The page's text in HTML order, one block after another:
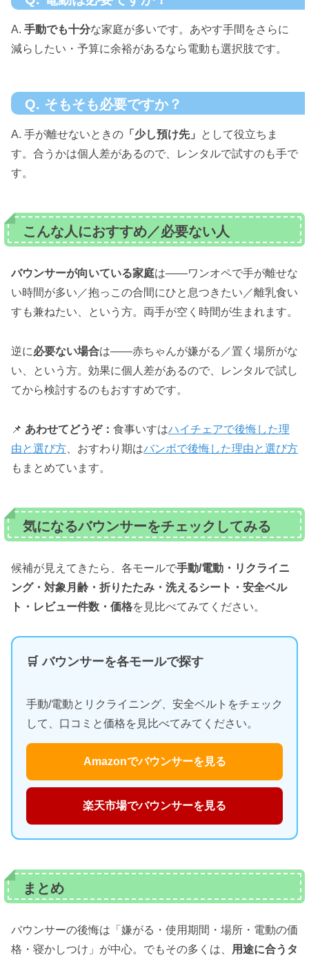
A. 手動でも十分な家庭が多いです。あやす手間をさらに
減らしたい・予算に余裕があるなら電動も選択肢です。
Q. そもそも必要ですか？
A. 手が離せないときの 「少し預け先」
として役立ちま
す。合うかは個人差があるので、レンタルで試すのも手で
す。
こんな人におすすめ／必要ない人
バウンサーが向いている家庭は——ワンオペで手が離せな
い時間が多い／抱っこの合間にひと息つきたい／離乳食い
すも兼ねたい、という方。両手が空く時間が生まれます。
逆に必要ない場合は——赤ちゃんが嫌がる／置く場所がな
い、という方。効果に個人差があるので、レンタルで試し
てから検討するのもおすすめです。
📌 あわせてどうぞ： 食事いすはハイチェアで後悔した理
由と選び方 、おすわり期はバンボで後悔した理由と選び方
もまとめています。
気になるバウンサーをチェックしてみる
候補が見えてきたら、各モールで手動/電動・リクライニ
ング・対象月齢・折りたたみ・洗えるシート・安全ベル
ト・レビュー件数・価格を見比べてみてください。
🛒 バウンサーを各モールで探す
手動/電動とリクライニング、安全ベルトをチェック
して、口コミと価格を見比べてみてください。
Amazonでバウンサーを見る
楽天市場でバウンサーを見る
まとめ
バウンサーの後悔は「嫌がる・使用期間・場所・電動の価
格・寝かしつけ」が中心。でもその多くは、
用途に合うタ